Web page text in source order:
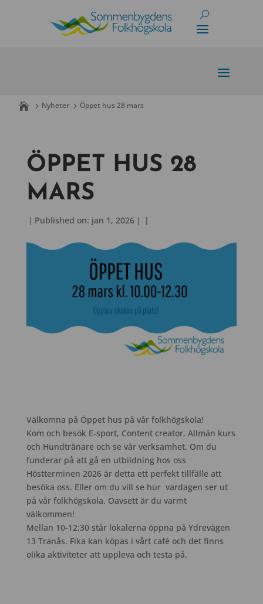
Nyheter Öppet hus 28 mars
ÖPPET HUS 28
MARS
| Published on: jan 1, 2026 | |
Välkomna på Öppet hus på vår folkhögskola!
Kom och besök E-sport, Content creator, Allmän kurs
och Hundtränare och se vår verksamhet. Om du
funderar på att gå en utbildning hos oss
Höstterminen 2026 är detta ett perfekt tillfälle att
besöka oss. Eller om du vill se hur vardagen ser ut
på vår folkhögskola. Oavsett är du varmt
välkommen!
Mellan 10-12:30 står lokalerna öppna på Ydrevägen
13 Tranås. Fika kan köpas i vårt café och det finns
olika aktiviteter att uppleva och testa på.